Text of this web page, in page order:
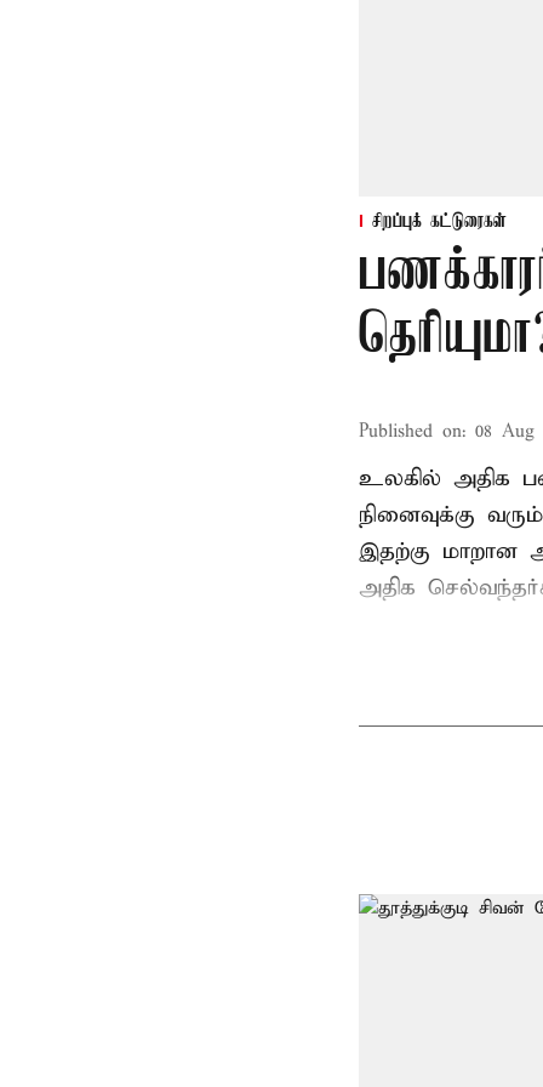
சிறப்புக் கட்டுரைகள்
Published on: 08 Aug
உலகில் அதிக
நினைவுக்கு
இதற்கு மாறான
அதிக